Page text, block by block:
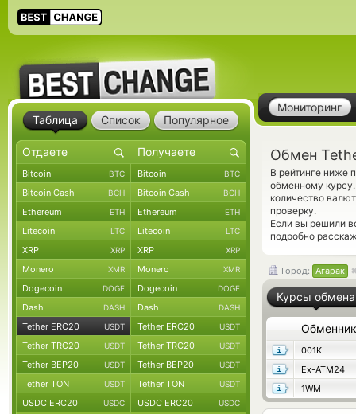
Мониторинг
Обмен
В рейтинге ниже
обменному
количество
проверку.
Если вы решили
подробно
Город: Агарак
Курсы обмена
Обменник
001K
Ex-ATM24
1WM
Таблица Список Популярное
Bitcoin BTC Bitcoin BTC
Bitcoin Cash BCH Bitcoin Cash BCH
Ethereum ETH Ethereum ETH
Litecoin LTC Litecoin LTC
XRP XRP XRP XRP
Monero XMR Monero XMR
Dogecoin DOGE Dogecoin DOGE
Dash DASH Dash DASH
Tether ERC20 USDT Tether ERC20 USDT
Tether TRC20 USDT Tether TRC20 USDT
Tether BEP20 USDT Tether BEP20 USDT
Tether TON USDT Tether TON USDT
USDC ERC20 USDC USDC ERC20 USDC